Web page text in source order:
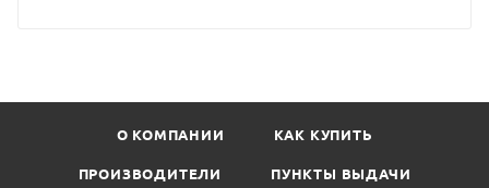
О КОМПАНИИ КАК КУПИТЬ
ПРОИЗВОДИТЕЛИ ПУНКТЫ ВЫДАЧИ